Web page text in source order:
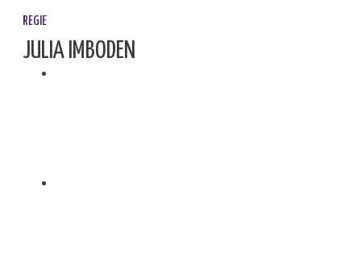
REGIE
JULIA IMBODEN